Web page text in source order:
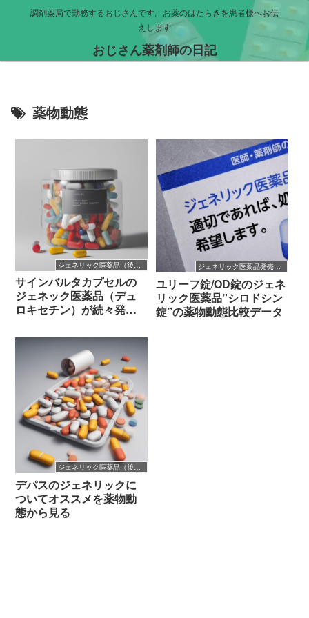
調剤薬局で勤務するおじさんです。お薬のはたらきを患者様へお伝
えします
おじさん薬剤師の日記
薬物動態
ジェネリック医薬品（後発医薬品）
サインバルタカプセルの
ジェネック医薬品（デュ
ロキセチン）が続々発売
ジェネリック医薬品発売開始
ユリーフ錠/OD錠のジェネ
リック医薬品”シロドシン
錠”の薬物動態比較データ
ジェネリック医薬品（後発医薬品）
デパスのジェネリックに
ついてオススメを薬物動
態から見る